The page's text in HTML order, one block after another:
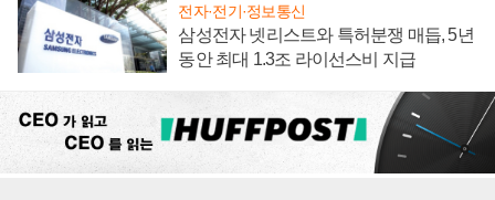
전자·전기·정보통신
삼성전자 넷리스트와 특허분쟁 매듭, 5년
동안 최대 1.3조 라이선스비 지급